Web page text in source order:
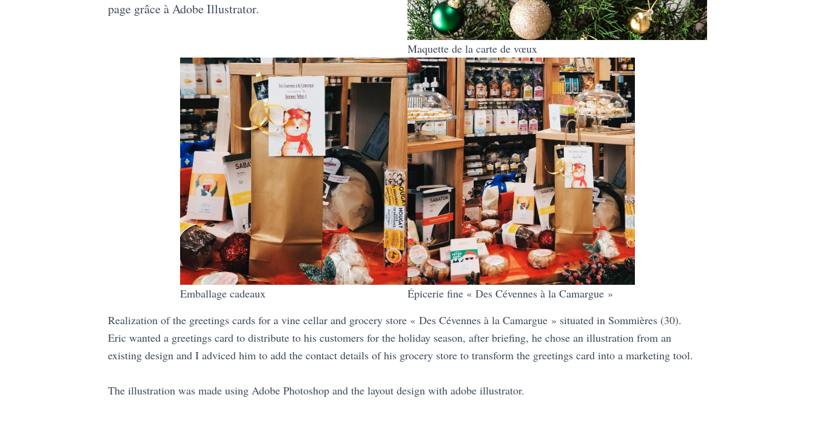
page grâce à Adobe Illustrator.
Maquette de la carte de vœux
Emballage cadeaux
Épicerie fine « Des Cévennes à la Camargue »
Realization of the greetings cards for a vine cellar and grocery store « Des Cévennes à la Camargue » situated in Sommières (30).
Eric wanted a greetings card to distribute to his customers for the holiday season, after briefing, he chose an illustration from an
existing design and I adviced him to add the contact details of his grocery store to transform the greetings card into a marketing tool.
The illustration was made using Adobe Photoshop and the layout design with adobe illustrator.